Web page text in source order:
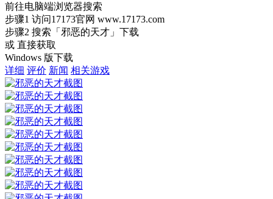
前往电脑端浏览器搜索
步骤1 访问17173官网 www.17173.com
步骤2 搜索 「邪恶的天才」 下载
或 直接获取
Windows 版下载
详细 评价 新闻 相关游戏